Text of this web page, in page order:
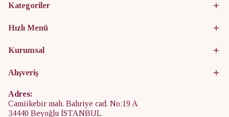
Kategoriler
Hızlı Menü
Kurumsal
Alışveriş
Adres:
Camiikebir mah. Bahriye cad. No:19 A
34440 Beyoğlu İSTANBUL